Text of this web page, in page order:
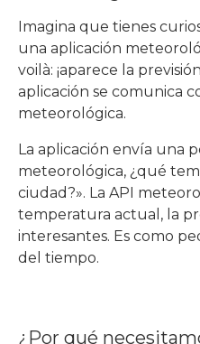
Imagina que tienes
una aplicación
voilà: ¡aparece la
aplicación se comunica
meteorológica.
La aplicación envía una
meteorológica, ¿qué
ciudad?». La API
temperatura actual, la
interesantes. Es como
del tiempo.
¿Por qué